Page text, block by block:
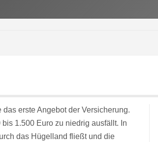
erste Angebot der Versicherung.
1.500 Euro zu niedrig ausfällt. In
das Hügelland fließt und die